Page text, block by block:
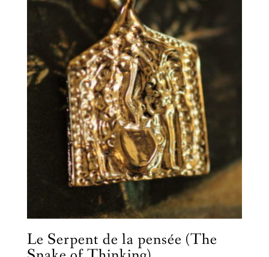
Le Serpent de la pensée (The